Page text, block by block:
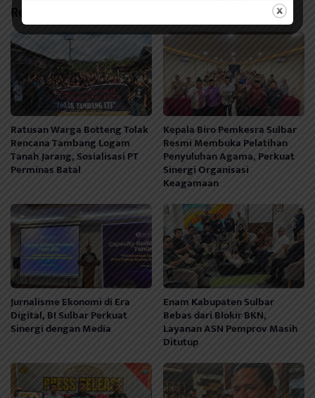
Related Posts
Ratusan Warga Botteng Tolak
Rencana Tambang Logam
Tanah Jarang, Sosialisasi PT
Perminas Batal
Kepala Biro Pemkesra Sulbar
Resmi Membuka Pelatihan
Penyuluhan Agama, Perkuat
Sinergi Organisasi
Keagamaan
Jurnalisme Ekonomi di Era
Digital, BI Sulbar Perkuat
Sinergi dengan Media
Enam Kabupaten Sulbar
Bebas dari Blokir BKN,
Layanan ASN Pemprov Masih
Ditutup